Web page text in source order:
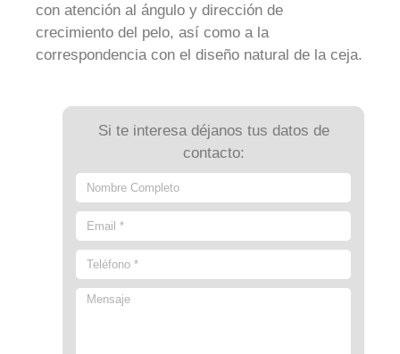
con atención al ángulo y dirección de
crecimiento del pelo, así como a la
correspondencia con el diseño natural de la ceja.
Si te interesa déjanos tus datos de
contacto: